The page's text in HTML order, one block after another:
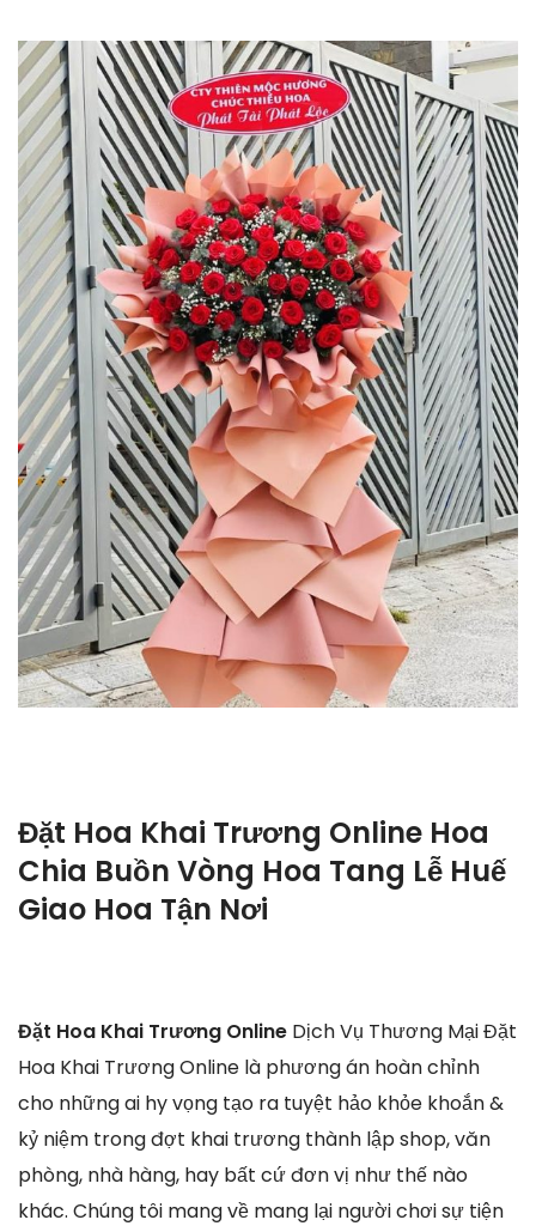
Đặt Hoa Khai Trương Online Hoa
Chia Buồn Vòng Hoa Tang Lễ Huế
Giao Hoa Tận Nơi
Đặt Hoa Khai Trương Online Dịch Vụ Thương Mại Đặt
Hoa Khai Trương Online là phương án hoàn chỉnh
cho những ai hy vọng tạo ra tuyệt hảo khỏe khoắn &
kỷ niệm trong đợt khai trương thành lập shop, văn
phòng, nhà hàng, hay bất cứ đơn vị như thế nào
khác. Chúng tôi mang về mang lại người chơi sự tiện